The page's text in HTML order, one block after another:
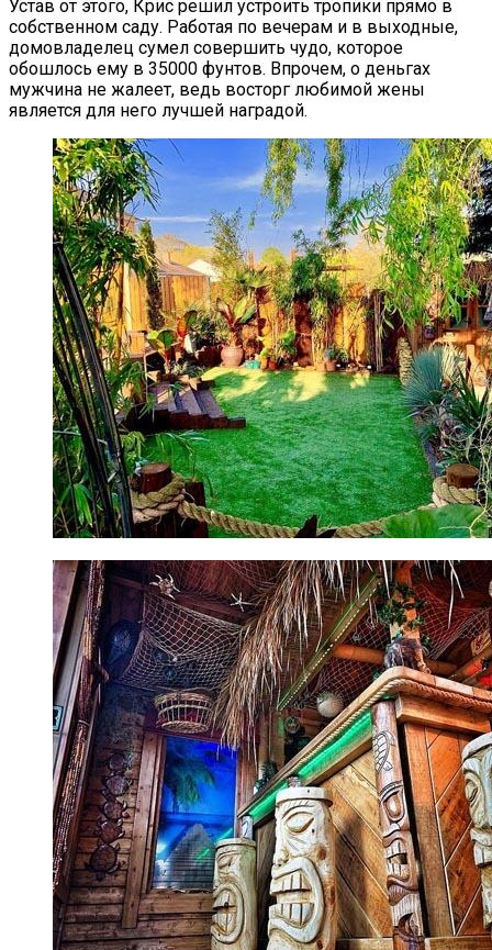
Устав от этого, Крис решил устроить тропики прямо в
собственном саду. Работая по вечерам и в выходные,
домовладелец сумел совершить чудо, которое
обошлось ему в 35000 фунтов. Впрочем, о деньгах
мужчина не жалеет, ведь восторг любимой жены
является для него лучшей наградой.